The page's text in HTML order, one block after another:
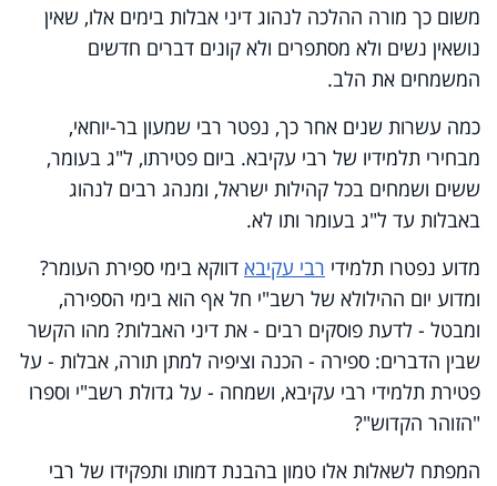
משום כך מורה ההלכה לנהוג דיני אבלות בימים אלו, שאין
נושאין נשים ולא מסתפרים ולא קונים דברים חדשים
המשמחים את הלב.
כמה עשרות שנים אחר כך, נפטר רבי שמעון בר-יוחאי,
מבחירי תלמידיו של רבי עקיבא. ביום פטירתו, ל"ג בעומר,
ששים ושמחים בכל קהילות ישראל, ומנהג רבים לנהוג
באבלות עד ל"ג בעומר ותו לא.
מדוע נפטרו תלמידי רבי עקיבא דווקא בימי ספירת העומר?
ומדוע יום ההילולא של רשב"י חל אף הוא בימי הספירה,
ומבטל - לדעת פוסקים רבים - את דיני האבלות? מהו הקשר
שבין הדברים: ספירה - הכנה וציפיה למתן תורה, אבלות - על
פטירת תלמידי רבי עקיבא, ושמחה - על גדולת רשב"י וספרו
"הזוהר הקדוש"?
המפתח לשאלות אלו טמון בהבנת דמותו ותפקידו של רבי